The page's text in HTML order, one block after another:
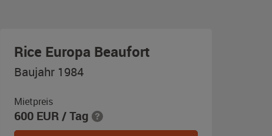
Rice Europa Beaufort,
Baujahr 1984
Mietpreis
600 EUR/ Tag